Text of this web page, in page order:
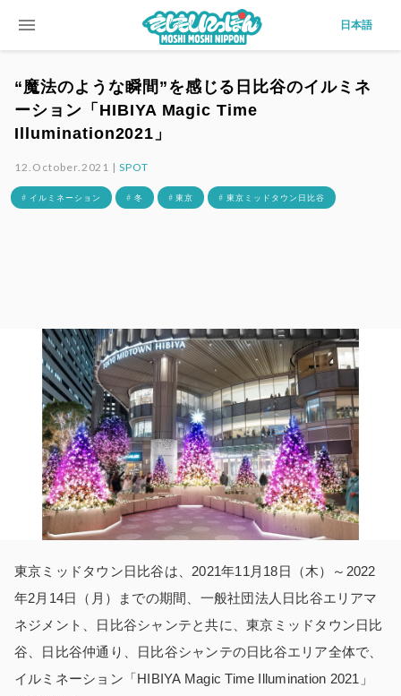
menu 日本語
“魔法のような瞬間”を感じる日比谷のイルミネ
ーション「HIBIYA Magic Time
Illumination2021」
12.October.2021 |SPOT
# イルミネーション # 冬 # 東京 # 東京ミッドタウン日比谷
東京ミッドタウン日比谷は、2021年11月18日（木）～2022
年2月14日（月）までの期間、一般社団法人日比谷エリアマ
ネジメント、日比谷シャンテと共に、東京ミッドタウン日比
谷、日比谷仲通り、日比谷シャンテの日比谷エリア全体で、
イルミネーション「HIBIYA Magic Time Illumination 2021」